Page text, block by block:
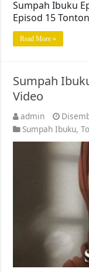
Sumpah Ibuku
Episod 15
Read More »
Sumpah
Video
admin
Sumpah Ibuku,